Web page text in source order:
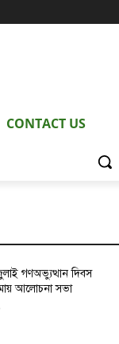
CONTACT US
গণঅভ্যুত্থান দিবস
আলোচনা সভা